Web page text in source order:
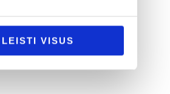
LEISTI VISUS